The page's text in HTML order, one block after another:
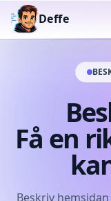
Deffe
Få en
Beskriv